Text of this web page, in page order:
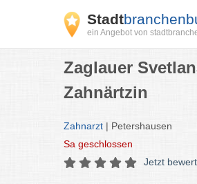
Stadt
ein Angebot von
Zaglauer
Zahnärtzin
Zahnarzt | Petershausen
Sa geschlossen
Jetzt